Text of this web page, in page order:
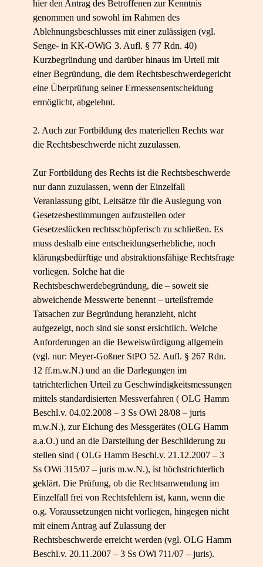
hier den Antrag des Betroffenen zur Kenntnis
genommen und sowohl im Rahmen des
Ablehnungsbeschlusses mit einer zulässigen (vgl.
Senge- in KK-OWiG 3. Aufl. § 77 Rdn. 40)
Kurzbegründung und darüber hinaus im Urteil mit
einer Begründung, die dem Rechtsbeschwerdegericht
eine Überprüfung seiner Ermessensentscheidung
ermöglicht, abgelehnt.
2. Auch zur Fortbildung des materiellen Rechts war
die Rechtsbeschwerde nicht zuzulassen.
Zur Fortbildung des Rechts ist die Rechtsbeschwerde
nur dann zuzulassen, wenn der Einzelfall
Veranlassung gibt, Leitsätze für die Auslegung von
Gesetzesbestimmungen aufzustellen oder
Gesetzeslücken rechtsschöpferisch zu schließen. Es
muss deshalb eine entscheidungserhebliche, noch
klärungsbedürftige und abstraktionsfähige Rechtsfrage
vorliegen. Solche hat die
Rechtsbeschwerdebegründung, die – soweit sie
abweichende Messwerte benennt – urteilsfremde
Tatsachen zur Begründung heranzieht, nicht
aufgezeigt, noch sind sie sonst ersichtlich. Welche
Anforderungen an die Beweiswürdigung allgemein
(vgl. nur: Meyer-Goßner StPO 52. Aufl. § 267 Rdn.
12 ff.m.w.N.) und an die Darlegungen im
tatrichterlichen Urteil zu Geschwindigkeitsmessungen
mittels standardisierten Messverfahren ( OLG Hamm
Beschl.v. 04.02.2008 – 3 Ss OWi 28/08 – juris
m.w.N.), zur Eichung des Messgerätes (OLG Hamm
a.a.O.) und an die Darstellung der Beschilderung zu
stellen sind ( OLG Hamm Beschl.v. 21.12.2007 – 3
Ss OWi 315/07 – juris m.w.N.), ist höchstrichterlich
geklärt. Die Prüfung, ob die Rechtsanwendung im
Einzelfall frei von Rechtsfehlern ist, kann, wenn die
o.g. Voraussetzungen nicht vorliegen, hingegen nicht
mit einem Antrag auf Zulassung der
Rechtsbeschwerde erreicht werden (vgl. OLG Hamm
Beschl.v. 20.11.2007 – 3 Ss OWi 711/07 – juris).